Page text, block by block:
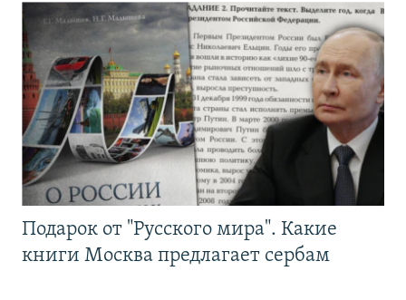
Подарок от "Русского мира". Какие
книги Москва предлагает сербам